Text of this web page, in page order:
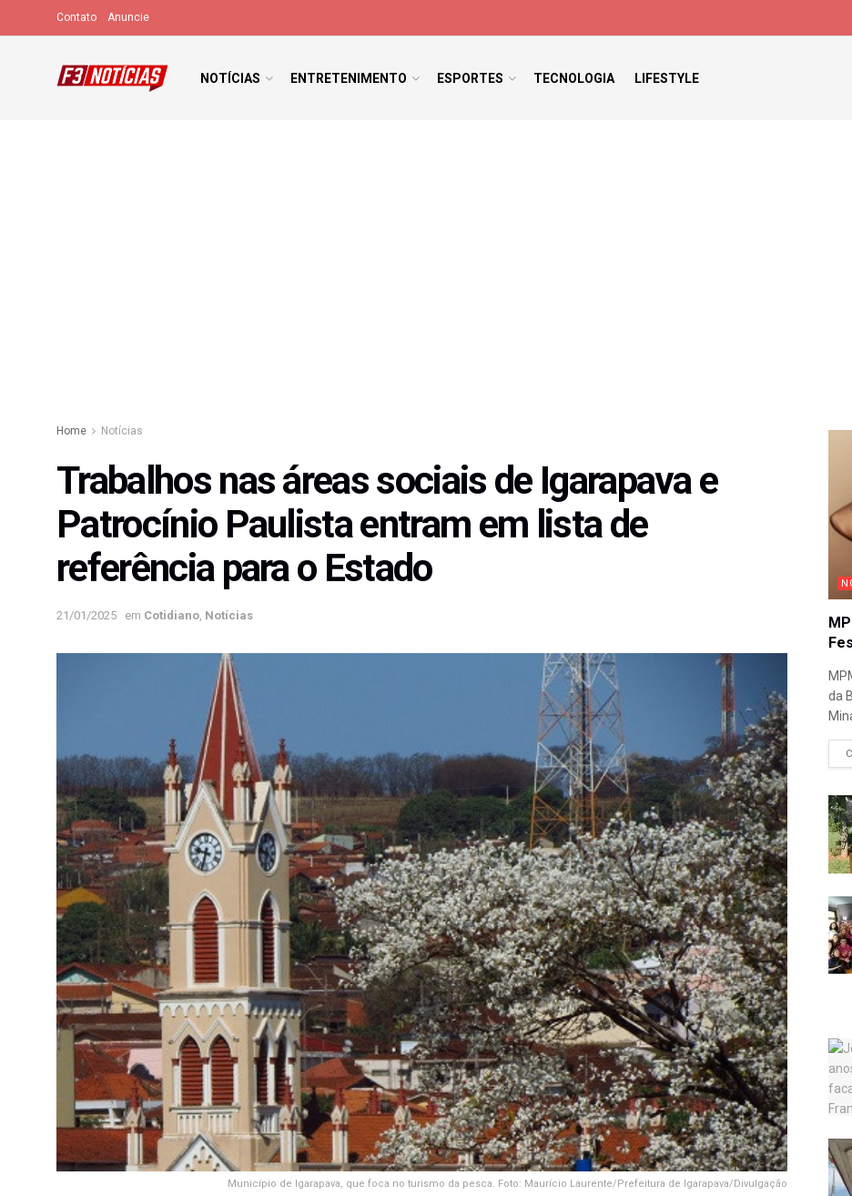
Contato Anuncie
NOTÍCIAS ENTRETENIMENTO ESPORTES TECNOLOGIA LIFESTYLE
Home Notícias
Trabalhos nas áreas sociais de Igarapava e
Patrocínio Paulista entram em lista de
referência para o Estado
21/01/2025 em Cotidiano Notícias
Município de Igarapava, que foca no turismo da pesca. Foto: Maurício Laurente/Prefeitura de Igarapava/Divulgação
da